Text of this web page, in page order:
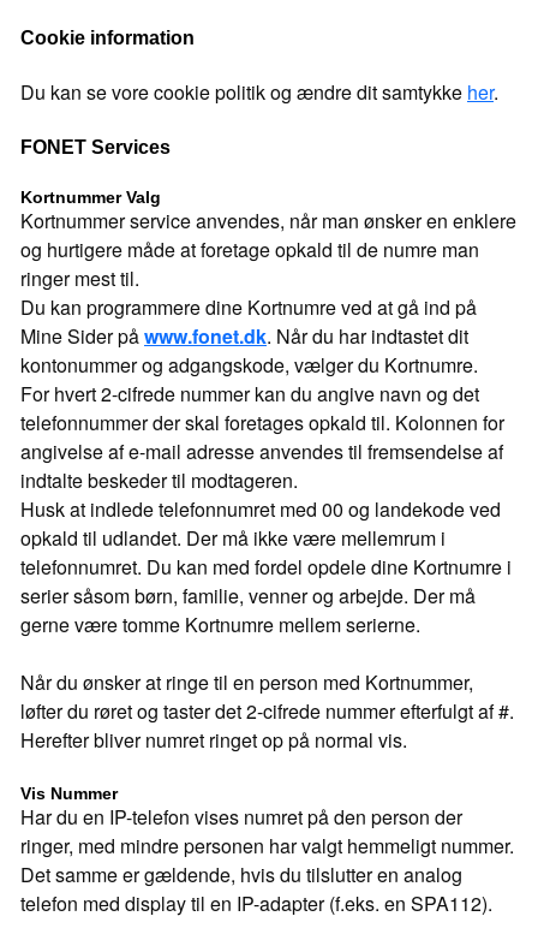
Cookie information
Du kan se vore cookie politik og ændre dit samtykke her.
FONET Services
Kortnummer Valg
Kortnummer service anvendes, når man ønsker en enklere
og hurtigere måde at foretage opkald til de numre man
ringer mest til.
Du kan programmere dine Kortnumre ved at gå ind på
Mine Sider påwww.fonet.dk. Når du har indtastet dit
kontonummer og adgangskode, vælger du Kortnumre.
For hvert 2-cifrede nummer kan du angive navn og det
telefonnummer der skal foretages opkald til. Kolonnen for
angivelse af e-mail adresse anvendes til fremsendelse af
indtalte beskeder til modtageren.
Husk at indlede telefonnumret med 00 og landekode ved
opkald til udlandet. Der må ikke være mellemrum i
telefonnumret. Du kan med fordel opdele dine Kortnumre i
serier såsom børn, familie, venner og arbejde. Der må
gerne være tomme Kortnumre mellem serierne.
Når du ønsker at ringe til en person med Kortnummer,
løfter du røret og taster det 2-cifrede nummer efterfulgt af #.
Herefter bliver numret ringet op på normal vis.
Vis Nummer
Har du en IP-telefon vises numret på den person der
ringer, med mindre personen har valgt hemmeligt nummer.
Det samme er gældende, hvis du tilslutter en analog
telefon med display til en IP-adapter (f.eks. en SPA112).